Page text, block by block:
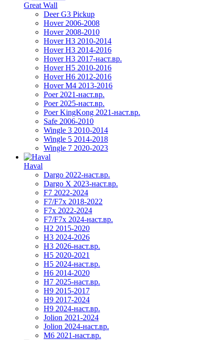
Great Wall
Deer G3 Pickup
Hover 2006-2008
Hover 2008-2010
Hover H3 2010-2014
Hover H3 2014-2016
Hover H3 2017-наст.вр.
Hover H5 2010-2016
Hover H6 2012-2016
Hover M4 2013-2016
Poer 2021-наст.вр.
Poer 2025-наст.вр.
Poer KingKong 2021-наст.вр.
Safe 2006-2010
Wingle 3 2010-2014
Wingle 5 2014-2018
Wingle 7 2020-2023
Haval
Dargo 2022-наст.вр.
Dargo X 2023-наст.вр.
F7 2022-2024
F7/F7x 2018-2022
F7x 2022-2024
F7/F7x 2024-наст.вр.
H2 2015-2020
H3 2024-2026
H3 2026-наст.вр.
H5 2020-2021
H5 2024-наст.вр.
H6 2014-2020
H7 2025-наст.вр.
H9 2015-2017
H9 2017-2024
H9 2024-наст.вр.
Jolion 2021-2024
Jolion 2024-наст.вр.
М6 2021-наст.вр.